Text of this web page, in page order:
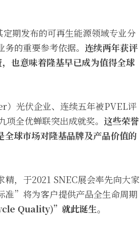
期发布的可再生能源领域专业分
的重要参考依据。 连续两年获评
也意味着隆基早已成为值得全球
光伏企业、连续五年被PVEL评
全优蝉联突出成就奖。 这些荣誉
球市场对隆基品牌及产品价值的
，于2021 SNEC展会率先向大家
准”将为客户提供产品全生命周期
Quality)”就此诞生。